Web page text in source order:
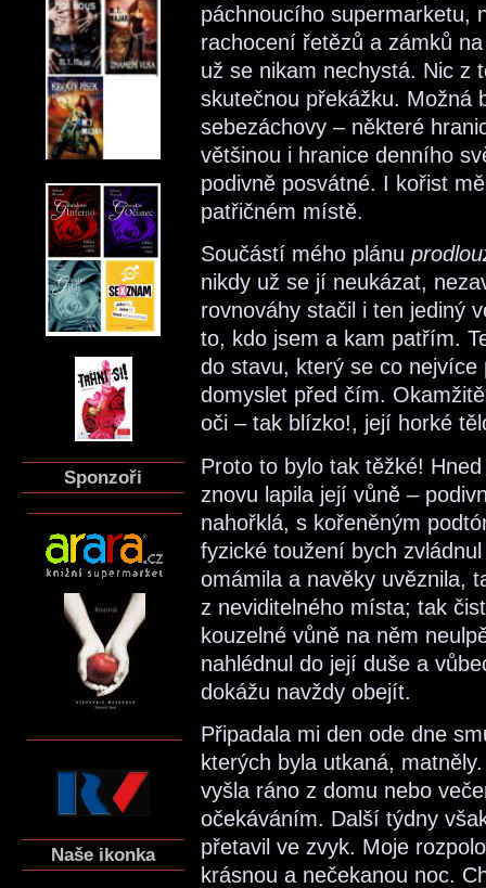
Sponzoři
Naše ikonka
páchnoucího supermarketu,
rachocení řetězů a zámků
už se nikam nechystá. Nic z
skutečnou překážku. Možná
sebezáchovy – některé
většinou i hranice denního
podivně posvátné. I kořist
patřičném místě.
Součástí mého plánu
nikdy už se jí neukázat,
rovnováhy stačil i ten jediný
to, kdo jsem a kam patřím.
do stavu, který se co
domyslet před čím.
oči – tak blízko!, její horké
Proto to bylo tak těžké!
znovu lapila její vůně –
nahořklá, s kořeněným
fyzické toužení bych
omámila a navěky uvěznila,
z neviditelného místa; tak
kouzelné vůně na něm
nahlédnul do její duše a
dokážu navždy obejít.
Připadala mi den ode dne
kterých byla utkaná,
vyšla ráno z domu nebo
očekáváním. Další týdny
přetavil ve zvyk. Moje
krásnou a nečekanou noc.